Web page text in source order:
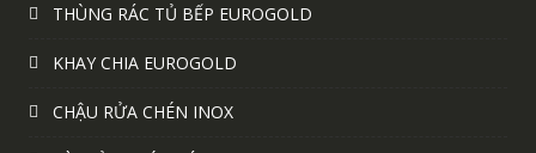
THÙNG RÁC TỦ BẾP EUROGOLD
KHAY CHIA EUROGOLD
CHẬU RỬA CHÉN INOX